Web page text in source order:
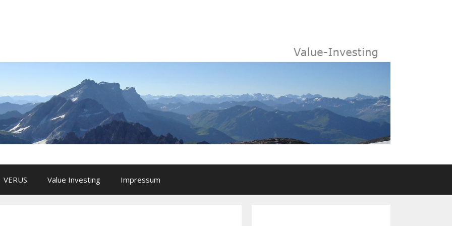
VERUS Value Investing Impressum